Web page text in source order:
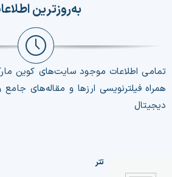
به‌روزترین
تمامی اطلاعات موجود سایت‌های کوین
همراه فیلترنویسی ارزها و مقاله‌های جامع
دیجیتال
تتر